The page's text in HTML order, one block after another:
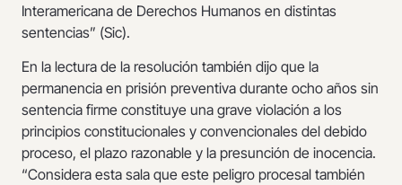
Interamericana de Derechos Humanos en distintas
sentencias” (Sic).
En la lectura de la resolución también dijo que la
permanencia en prisión preventiva durante ocho años sin
sentencia firme constituye una grave violación a los
principios constitucionales y convencionales del debido
proceso, el plazo razonable y la presunción de inocencia.
“Considera esta sala que este peligro procesal también